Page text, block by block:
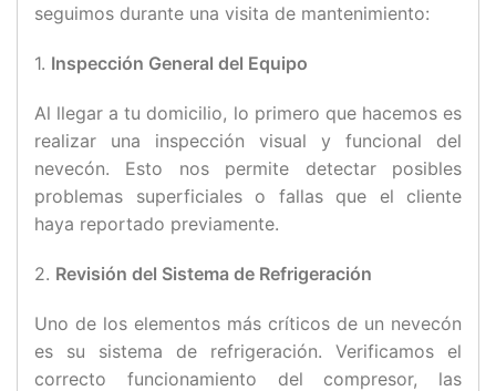
seguimos durante una visita de mantenimiento:
1. Inspección General del Equipo
Al llegar a tu domicilio, lo primero que hacemos es
realizar una inspección visual y funcional del
nevecón. Esto nos permite detectar posibles
problemas superficiales o fallas que el cliente
haya reportado previamente.
2. Revisión del Sistema de Refrigeración
Uno de los elementos más críticos de un nevecón
es su sistema de refrigeración. Verificamos el
correcto funcionamiento del compresor, las